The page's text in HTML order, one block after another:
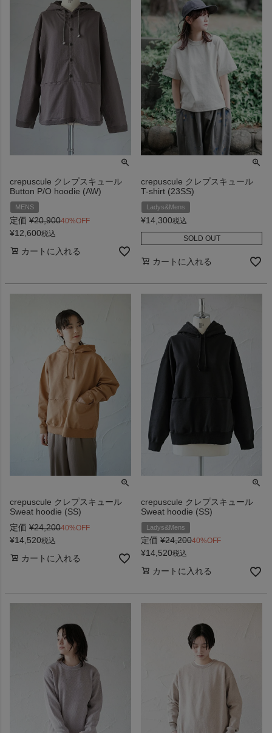
crepuscule クレプスキュール
Button P/O hoodie (AW)
MENS
定価 ¥20,90040%OFF
¥12,600税込
カートに入れる
crepuscule クレプスキュール
T-shirt (23SS)
Ladys&Mens
¥14,300税込
SOLD OUT
カートに入れる
crepuscule クレプスキュール
Sweat hoodie (SS)
定価 ¥24,20040%OFF
¥14,520税込
カートに入れる
crepuscule クレプスキュール
Sweat hoodie (SS)
Ladys&Mens
定価 ¥24,20040%OFF
¥14,520税込
カートに入れる